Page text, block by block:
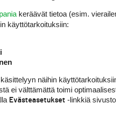
ykkönen
liian paljon
kaikkialle
272) lyönyt Wie
Tässä vaiheessa
kahdeksan yli
ollessa kaukana
kierros on lähinnä
taakse.
keräävät tietoa (esim.
käyttötarkoituksiin:
näihin
ei välttämättä toimi
Evästeasetukset -linkkiä